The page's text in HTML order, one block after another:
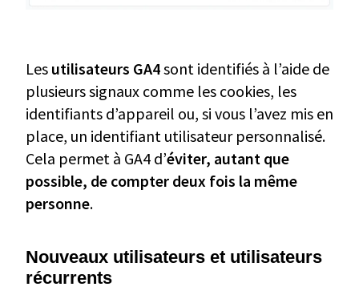
Les utilisateurs GA4sont identifiés à l’aide de
plusieurs signaux comme les cookies, les
identifiants d’appareil ou, si vous l’avez mis en
place, un identifiant utilisateur personnalisé.
Cela permet à GA4 d’éviter, autant que
possible, de compter deux fois la même
personne.
Nouveaux utilisateurs et utilisateurs
récurrents